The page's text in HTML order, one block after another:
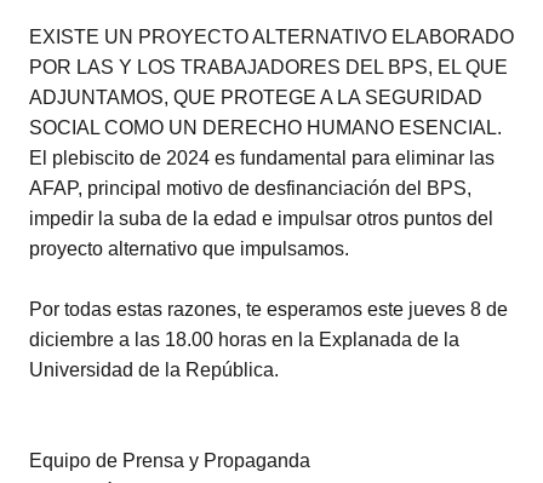
EXISTE UN PROYECTO ALTERNATIVO ELABORADO
POR LAS Y LOS TRABAJADORES DEL BPS, EL QUE
ADJUNTAMOS, QUE PROTEGE A LA SEGURIDAD
SOCIAL COMO UN DERECHO HUMANO ESENCIAL.
El plebiscito de 2024 es fundamental para eliminar las
AFAP, principal motivo de desfinanciación del BPS,
impedir la suba de la edad e impulsar otros puntos del
proyecto alternativo que impulsamos.
Por todas estas razones, te esperamos este jueves 8 de
diciembre a las 18.00 horas en la Explanada de la
Universidad de la República.
Equipo de Prensa y Propaganda